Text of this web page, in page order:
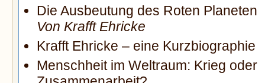
Die Ausbeutung des Roten Planeten
Von Krafft Ehricke
Krafft Ehricke – eine Kurzbiographie
Menschheit im Weltraum: Krieg oder